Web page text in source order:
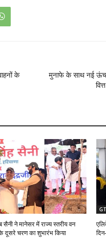
के
मुनाफे के साथ नई
सैनी ने मानेसर में राज्य स्तरीय वन
दूसरे चरण का शुभारंभ किया